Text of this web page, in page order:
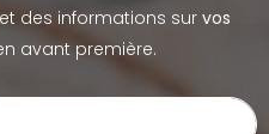
des informations sur vos
avant première.